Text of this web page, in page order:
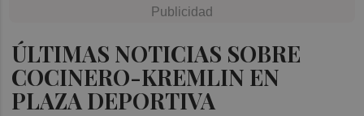
ÚLTIMAS NOTICIAS SOBRE
COCINERO-KREMLIN EN
PLAZA DEPORTIVA